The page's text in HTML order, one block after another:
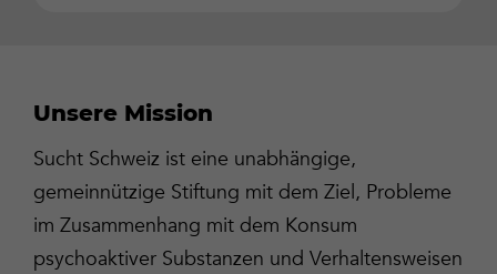
Unsere Mission
Sucht Schweiz ist eine unabhängige,
gemeinnützige Stiftung mit dem Ziel, Probleme
im Zusammenhang mit dem Konsum
psychoaktiver Substanzen und Verhaltensweisen